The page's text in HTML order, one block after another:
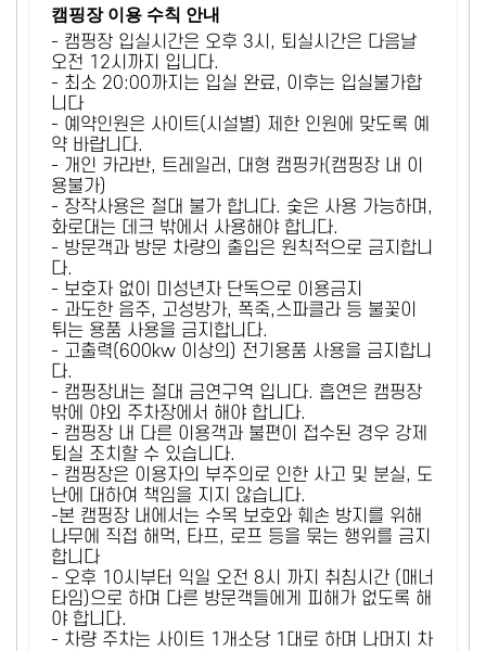
캠핑장 이용 수칙 안내
- 캠핑장 입실시간은 오후 3시, 퇴실시간은 다음날
오전 12시까지 입니다.
- 최소 20:00까지는 입실 완료, 이후는 입실불가합
니다
- 예약인원은 사이트(시설별) 제한 인원에 맞도록 예
약 바랍니다.
- 개인 카라반, 트레일러, 대형 캠핑카(캠핑장 내 이
용불가)
- 장작사용은 절대 불가 합니다. 숯은 사용 가능하며,
화로대는 데크 밖에서 사용해야 합니다.
- 방문객과 방문 차량의 출입은 원칙적으로 금지합니
다.
- 보호자 없이 미성년자 단독으로 이용금지
- 과도한 음주, 고성방가, 폭죽,스파클라 등 불꽃이
튀는 용품 사용을 금지합니다.
- 고출력(600kw 이상의) 전기용품 사용을 금지합니
다.
- 캠핑장내는 절대 금연구역 입니다. 흡연은 캠핑장
밖에 야외 주차장에서 해야 합니다.
- 캠핑장 내 다른 이용객과 불편이 접수된 경우 강제
퇴실 조치할 수 있습니다.
- 캠핑장은 이용자의 부주의로 인한 사고 및 분실, 도
난에 대하여 책임을 지지 않습니다.
-본 캠핑장 내에서는 수목 보호와 훼손 방지를 위해
나무에 직접 해먹, 타프, 로프 등을 묶는 행위를 금지
합니다
- 오후 10시부터 익일 오전 8시 까지 취침시간 (매너
타임)으로 하며 다른 방문객들에게 피해가 없도록 해
야 합니다.
- 차량 주차는 사이트 1개소당 1대로 하며 나머지 차